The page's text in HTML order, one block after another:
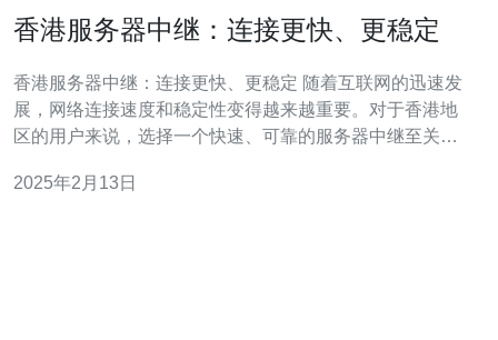
香港服务器中继：连接更快、更稳定
香港服务器中继：连接更快、更稳定 随着互联网的迅速发
展，网络连接速度和稳定性变得越来越重要。对于香港地
区的用户来说，选择一个快速、可靠的服务器中继至关重
网络体验。 香港服务器中继提供的网络连接速度非常快。
2025年2月13日